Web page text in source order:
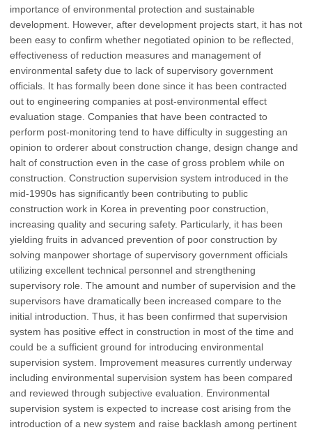
importance of environmental protection and sustainable
development. However, after development projects start, it has not
been easy to confirm whether negotiated opinion to be reflected,
effectiveness of reduction measures and management of
environmental safety due to lack of supervisory government
officials. It has formally been done since it has been contracted
out to engineering companies at post-environmental effect
evaluation stage. Companies that have been contracted to
perform post-monitoring tend to have difficulty in suggesting an
opinion to orderer about construction change, design change and
halt of construction even in the case of gross problem while on
construction. Construction supervision system introduced in the
mid-1990s has significantly been contributing to public
construction work in Korea in preventing poor construction,
increasing quality and securing safety. Particularly, it has been
yielding fruits in advanced prevention of poor construction by
solving manpower shortage of supervisory government officials
utilizing excellent technical personnel and strengthening
supervisory role. The amount and number of supervision and the
supervisors have dramatically been increased compare to the
initial introduction. Thus, it has been confirmed that supervision
system has positive effect in construction in most of the time and
could be a sufficient ground for introducing environmental
supervision system. Improvement measures currently underway
including environmental supervision system has been compared
and reviewed through subjective evaluation. Environmental
supervision system is expected to increase cost arising from the
introduction of a new system and raise backlash among pertinent